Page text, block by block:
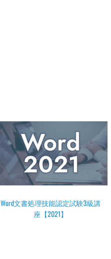
Word文書処理技能認定試験2級講
￥8,000